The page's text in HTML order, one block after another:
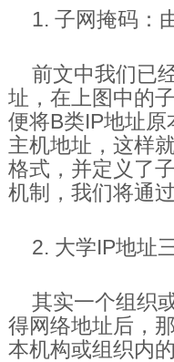
1. 子网掩码：
前文中我们已
址，在上图中的
便将B类IP地址
主机地址，这样
格式，并定义了
机制，我们将通
2. 大学IP地址
其实一个组织
得网络地址后，
本机构或组织内